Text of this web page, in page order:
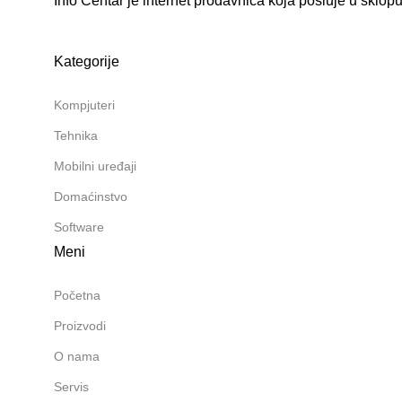
Kategorije
Kompjuteri
Tehnika
Mobilni uređaji
Domaćinstvo
Software
Meni
Početna
Proizvodi
O nama
Servis